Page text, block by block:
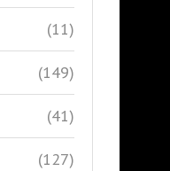
(11)
(149)
(41)
(127)